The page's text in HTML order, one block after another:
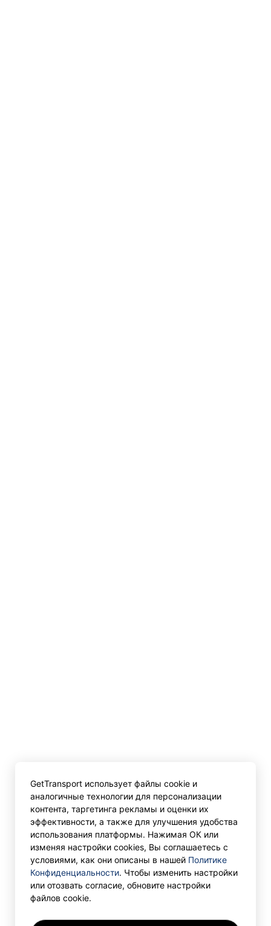
GetTransport использует файлы cookie и
аналогичные технологии для персонализации
контента, таргетинга рекламы и оценки их
эффективности, а также для улучшения удобства
использования платформы. Нажимая ОК или
изменяя настройки cookies, Вы соглашаетесь с
условиями, как они описаны в нашей Политике
Конфиденциальности. Чтобы изменить настройки
или отозвать согласие, обновите настройки
файлов cookie.